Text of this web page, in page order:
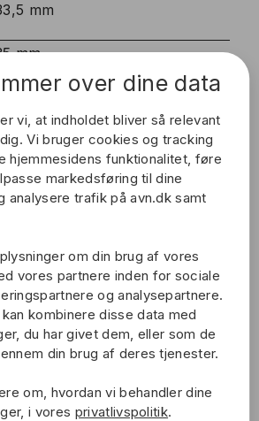
over dine data
vi, at indholdet bliver så relevant
Vi bruger cookies og tracking
hjemmesidens funktionalitet, føre
markedsføring til dine
trafik på avn.dk samt
om din brug af vores
vores partnere inden for sociale
og analysepartnere.
kombinere disse data med
du har givet dem, eller som de
din brug af deres tjenester.
om, hvordan vi behandler dine
i vores privatlivspolitik.
mm
mm
mm
mm
mm
mm